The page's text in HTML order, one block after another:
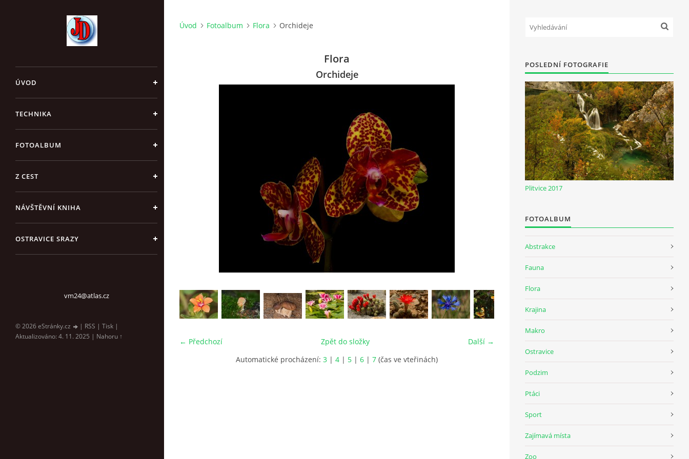
ÚVOD
TECHNIKA
FOTOALBUM
Z CEST
NÁVŠTĚVNÍ KNIHA
OSTRAVICE SRAZY
vm24@atlas.cz
© 2026 eStránky.cz | RSS | Tisk |
Aktualizováno: 4. 11. 2025 | Nahoru ↑
Úvod Fotoalbum Flora Orchideje
Flora
Orchideje
← Předchozí Další →
Zpět do složky
Automatické procházení: 3 | 4 | 5 | 6 | 7 (čas ve vteřinách)
POSLEDNÍ FOTOGRAFIE
Plitvice 2017
FOTOALBUM
Abstrakce
Fauna
Flora
Krajina
Makro
Ostravice
Podzim
Ptáci
Sport
Zajímavá místa
Zoo